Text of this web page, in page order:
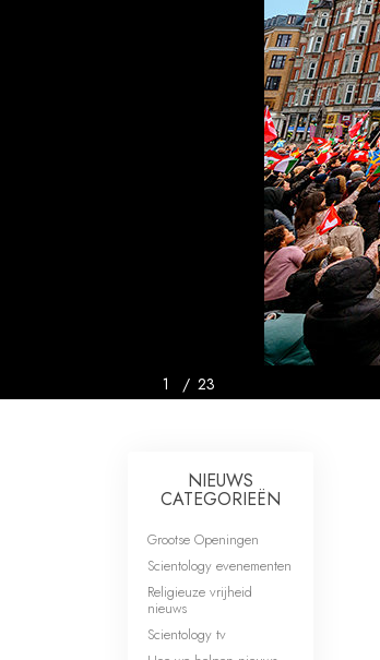
1 / 23
NIEUWS
CATEGORIEËN
Grootse Openingen
Scientology evenementen
Religieuze vrijheid
nieuws
Scientology tv